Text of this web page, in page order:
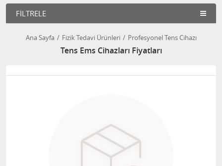
FILTRELE
Ana Sayfa Fizik Tedavi Ürünleri Profesyonel Tens Cihazı
Tens Ems Cihazları Fiyatları